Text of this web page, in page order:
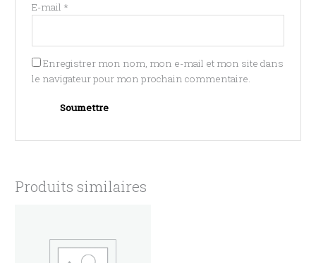
E-mail *
Enregistrer mon nom, mon e-mail et mon site dans
le navigateur pour mon prochain commentaire.
Produits similaires